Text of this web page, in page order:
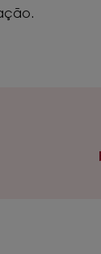
do cabelo, em